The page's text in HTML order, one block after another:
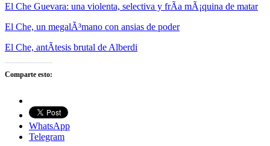
El Che Guevara: una violenta, selectiva y frÃ­a mÃ¡quina de matar
El Che, un megalÃ³mano con ansias de poder
El Che, antÃ­tesis brutal de Alberdi
Comparte esto:
WhatsApp
Telegram